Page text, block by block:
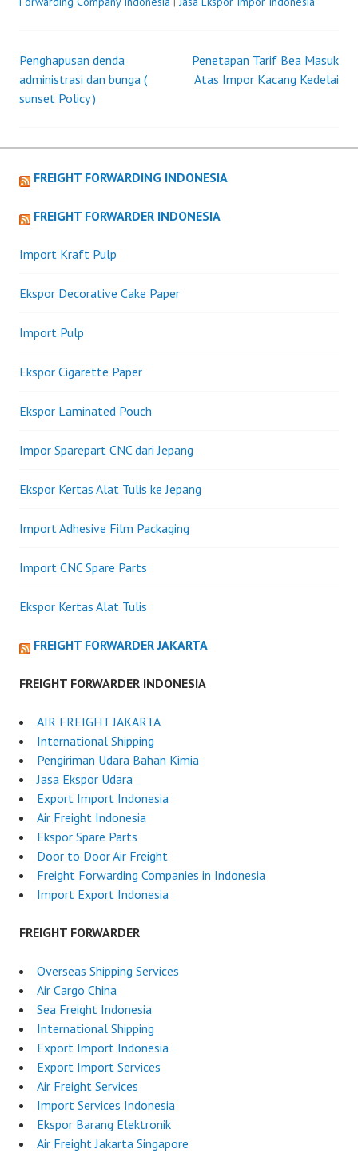
Post
navigation
Penghapusan denda
administrasi dan bunga (
sunset Policy )
Penetapan Tarif Bea Masuk
Atas Impor Kacang Kedelai
FREIGHT FORWARDING INDONESIA
FREIGHT FORWARDER INDONESIA
Import Kraft Pulp
Ekspor Decorative Cake Paper
Import Pulp
Ekspor Cigarette Paper
Ekspor Laminated Pouch
Impor Sparepart CNC dari Jepang
Ekspor Kertas Alat Tulis ke Jepang
Import Adhesive Film Packaging
Import CNC Spare Parts
Ekspor Kertas Alat Tulis
FREIGHT FORWARDER JAKARTA
FREIGHT FORWARDER INDONESIA
AIR FREIGHT JAKARTA
International Shipping
Pengiriman Udara Bahan Kimia
Jasa Ekspor Udara
Export Import Indonesia
Air Freight Indonesia
Ekspor Spare Parts
Door to Door Air Freight
Freight Forwarding Companies in Indonesia
Import Export Indonesia
FREIGHT FORWARDER
Overseas Shipping Services
Air Cargo China
Sea Freight Indonesia
International Shipping
Export Import Indonesia
Export Import Services
Air Freight Services
Import Services Indonesia
Ekspor Barang Elektronik
Air Freight Jakarta Singapore